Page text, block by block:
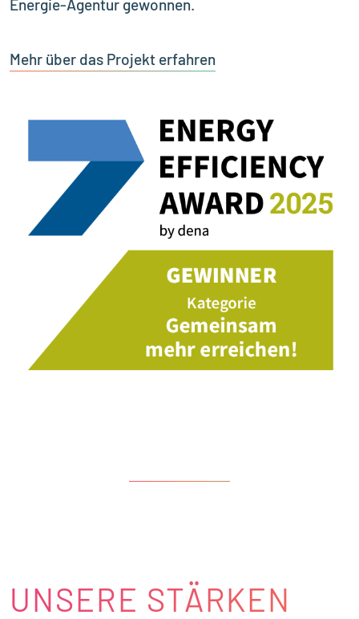
Energie-Agentur gewonnen.
Mehr über das Projekt erfahren
UNSERE STÄRKEN